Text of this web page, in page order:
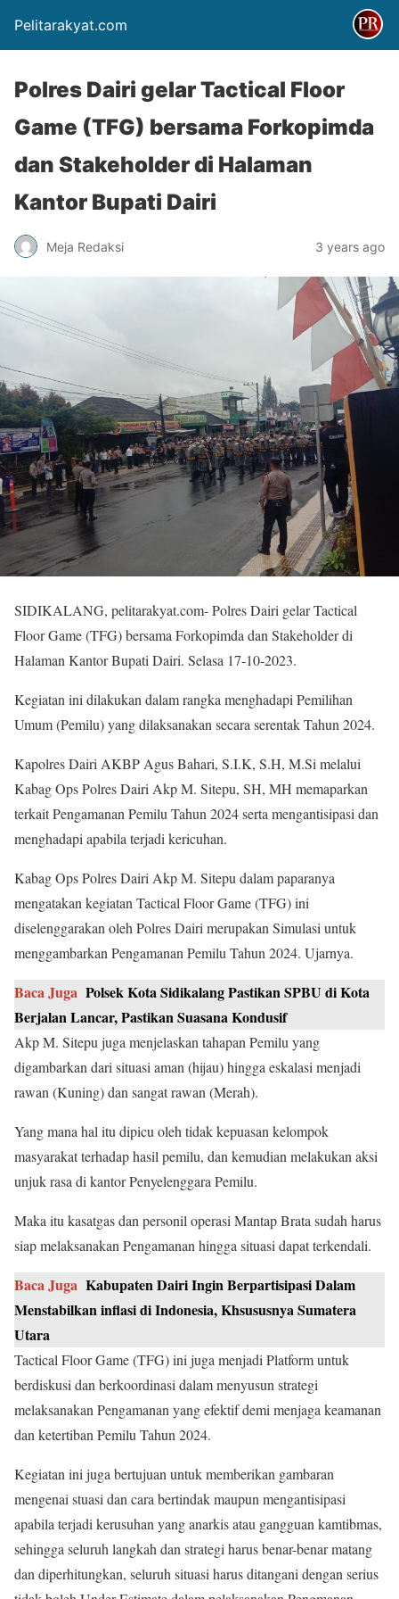
Pelitarakyat.com
Polres Dairi gelar Tactical Floor
Game (TFG) bersama Forkopimda
dan Stakeholder di Halaman
Kantor Bupati Dairi
Meja Redaksi 3 years ago
SIDIKALANG, pelitarakyat.com- Polres Dairi gelar Tactical
Floor Game (TFG) bersama Forkopimda dan Stakeholder di
Halaman Kantor Bupati Dairi. Selasa 17-10-2023.
Kegiatan ini dilakukan dalam rangka menghadapi Pemilihan
Umum (Pemilu) yang dilaksanakan secara serentak Tahun 2024.
Kapolres Dairi AKBP Agus Bahari, S.I.K, S.H, M.Si melalui
Kabag Ops Polres Dairi Akp M. Sitepu, SH, MH memaparkan
terkait Pengamanan Pemilu Tahun 2024 serta mengantisipasi dan
menghadapi apabila terjadi kericuhan.
Kabag Ops Polres Dairi Akp M. Sitepu dalam paparanya
mengatakan kegiatan Tactical Floor Game (TFG) ini
diselenggarakan oleh Polres Dairi merupakan Simulasi untuk
menggambarkan Pengamanan Pemilu Tahun 2024. Ujarnya.
Baca Juga Polsek Kota Sidikalang Pastikan SPBU di Kota
Berjalan Lancar, Pastikan Suasana Kondusif
Akp M. Sitepu juga menjelaskan tahapan Pemilu yang
digambarkan dari situasi aman (hijau) hingga eskalasi menjadi
rawan (Kuning) dan sangat rawan (Merah).
Yang mana hal itu dipicu oleh tidak kepuasan kelompok
masyarakat terhadap hasil pemilu, dan kemudian melakukan aksi
unjuk rasa di kantor Penyelenggara Pemilu.
Maka itu kasatgas dan personil operasi Mantap Brata sudah harus
siap melaksanakan Pengamanan hingga situasi dapat terkendali.
Baca Juga Kabupaten Dairi Ingin Berpartisipasi Dalam
Menstabilkan inflasi di Indonesia, Khsususnya Sumatera
Utara
Tactical Floor Game (TFG) ini juga menjadi Platform untuk
berdiskusi dan berkoordinasi dalam menyusun strategi
melaksanakan Pengamanan yang efektif demi menjaga keamanan
dan ketertiban Pemilu Tahun 2024.
Kegiatan ini juga bertujuan untuk memberikan gambaran
mengenai stuasi dan cara bertindak maupun mengantisipasi
apabila terjadi kerusuhan yang anarkis atau gangguan kamtibmas,
sehingga seluruh langkah dan strategi harus benar-benar matang
dan diperhitungkan, seluruh situasi harus ditangani dengan serius